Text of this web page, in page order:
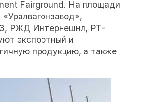
Fairground. На площади
РЖД Интернешнл, РТ-
экспортный и
продукцию, а также